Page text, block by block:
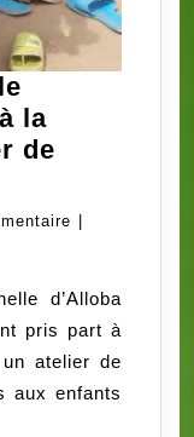
la
de
d’Alloba
pris part à
atelier de
aux enfants